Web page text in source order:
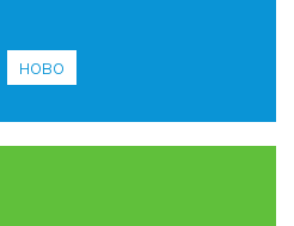
ново